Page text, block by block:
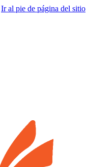
Ir al pie de página del sitio